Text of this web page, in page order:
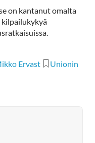
on kantanut omalta
Ervast
Unionin